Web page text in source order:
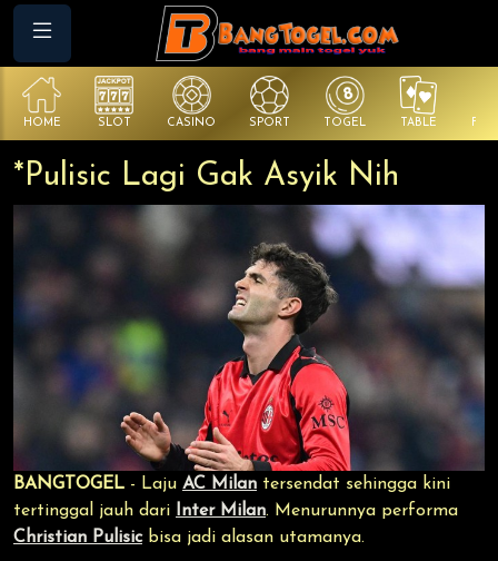
SLOT CASINO SPORT TOGEL TABLE FISHING
*Pulisic Lagi Gak Asyik Nih
BANGTOGEL - Laju AC Milan tersendat sehingga kini
tertinggal jauh dari Inter Milan. Menurunnya performa
Christian Pulisicbisa jadi alasan utamanya.